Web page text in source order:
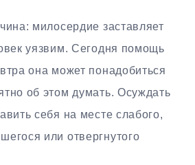
милосердие заставляет
уязвим. Сегодня помощь
она может понадобиться
об этом думать. Осуждать
себя на месте слабого,
или отвергнутого